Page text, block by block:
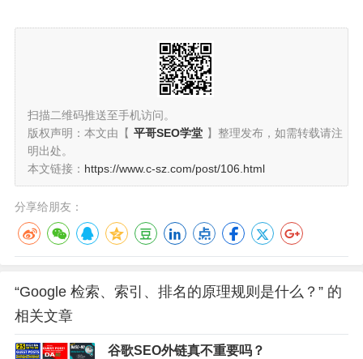
扫描二维码推送至手机访问。
版权声明：本文由【 平哥SEO学堂 】整理发布，如需转载请注
明出处。
本文链接： https://www.c-sz.com/post/106.html
分享给朋友：
“Google 检索、索引、排名的原理规则是什么？” 的
相关文章
谷歌SEO外链真不重要吗？